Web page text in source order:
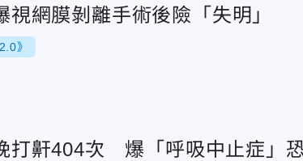
網膜剝離手術後險「失明」
》
打鼾404次 爆「呼吸中止症」